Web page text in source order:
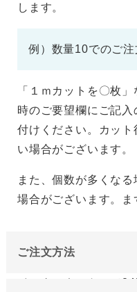
します。
例）数量10でのご注
「１ｍカットを〇枚
時のご要望欄にご記入
付けください。カッ
い場合がございます。
また、個数が多くな
場合がございます。ま
ご注文方法
インターネットにて